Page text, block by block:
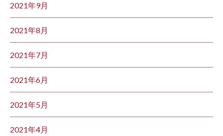
2021年9月
2021年8月
2021年7月
2021年6月
2021年5月
2021年4月